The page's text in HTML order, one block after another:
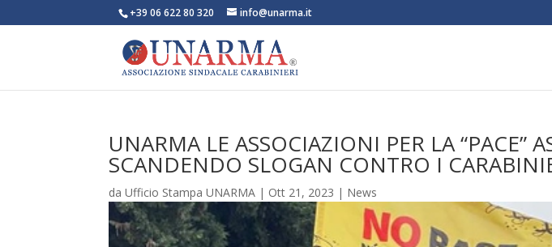
+39 06 622 80 320 info@unarma.it
UNARMA LE ASSOCIAZIONI PER LA “PACE”
SCANDENDO SLOGAN CONTRO I
daUfficio Stampa UNARMA | Ott 21, 2023 | News